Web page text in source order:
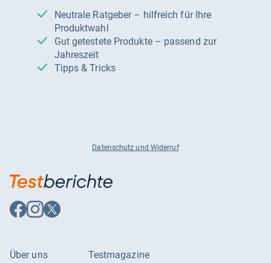
Neutrale Ratgeber – hilfreich für Ihre
Produktwahl
Gut getestete Produkte – passend zur
Jahreszeit
Tipps & Tricks
Datenschutz und Widerruf
Auf
Facebook
Auf
Instagram
Auf
X
Über uns Testmagazine